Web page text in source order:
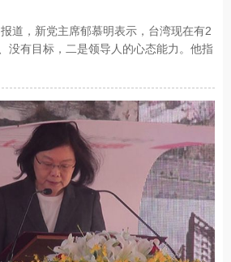
，新党主席郁慕明表示，台湾现在有2
没有目标，二是领导人的心态能力。他指